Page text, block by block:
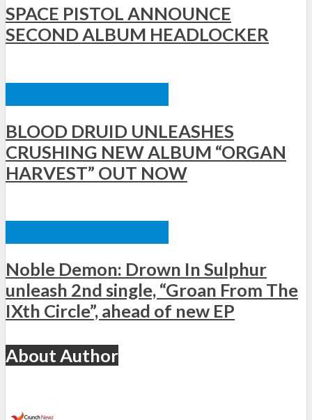
SPACE PISTOL ANNOUNCE
SECOND ALBUM HEADLOCKER
BLOOD DRUID UNLEASHES
CRUSHING NEW ALBUM “ORGAN
HARVEST” OUT NOW
Noble Demon: Drown In Sulphur
unleash 2nd single, “Groan From The
IXth Circle”, ahead of new EP
About Author